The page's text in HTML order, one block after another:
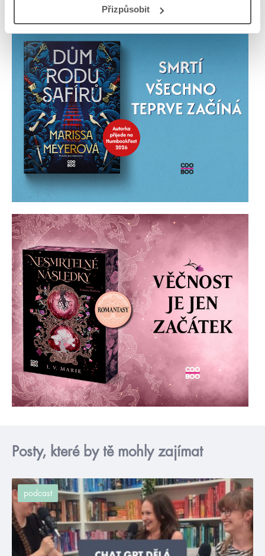
Přizpůsobit
Posty, které by tě mohly zajímat
podcast